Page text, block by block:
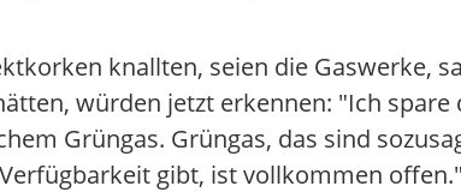
knallten, seien die Gaswerke,
würden jetzt erkennen: "Ich
Grüngas. Grüngas, das sind
gibt, ist vollkommen